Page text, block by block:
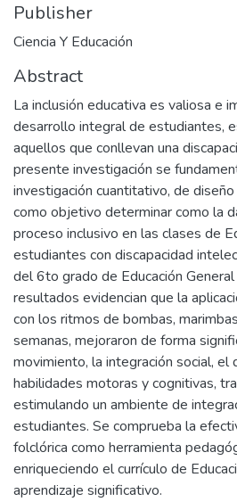
Publisher
Ciencia Y Educación
Abstract
La inclusión educativa es valiosa e
desarrollo integral de estudiantes,
aquellos que conllevan una
presente investigación se
investigación cuantitativo, de
como objetivo determinar como la
proceso inclusivo en las clases de
estudiantes con discapacidad
del 6to grado de Educación
resultados evidencian que la
con los ritmos de bombas,
semanas, mejoraron de forma
movimiento, la integración social, el
habilidades motoras y cognitivas,
estimulando un ambiente de
estudiantes. Se comprueba la
folclórica como herramienta
enriqueciendo el currículo de
aprendizaje significativo.